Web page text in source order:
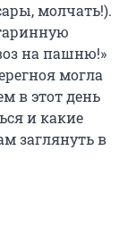
молчать!).
на пашню!»
могла
в этот день
и какие
заглянуть в